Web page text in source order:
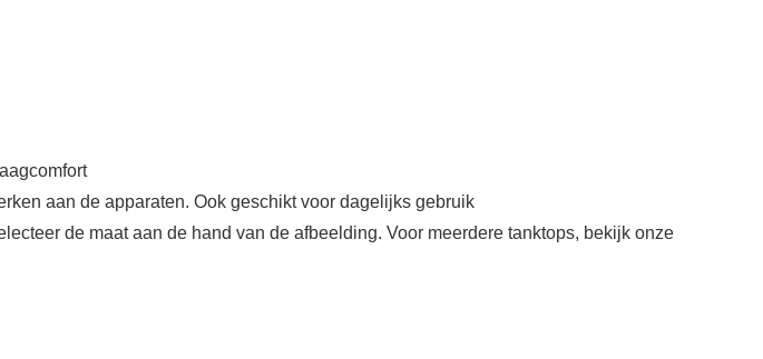
aan de apparaten. Ook geschikt voor dagelijks gebruik
de maat aan de hand van de afbeelding. Voor meerdere tanktops, bekijk onze